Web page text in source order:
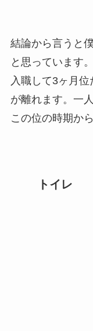
結論から言うと
と思っています。
入職して3ヶ月
が離れます。一
この位の時期か
トイレ